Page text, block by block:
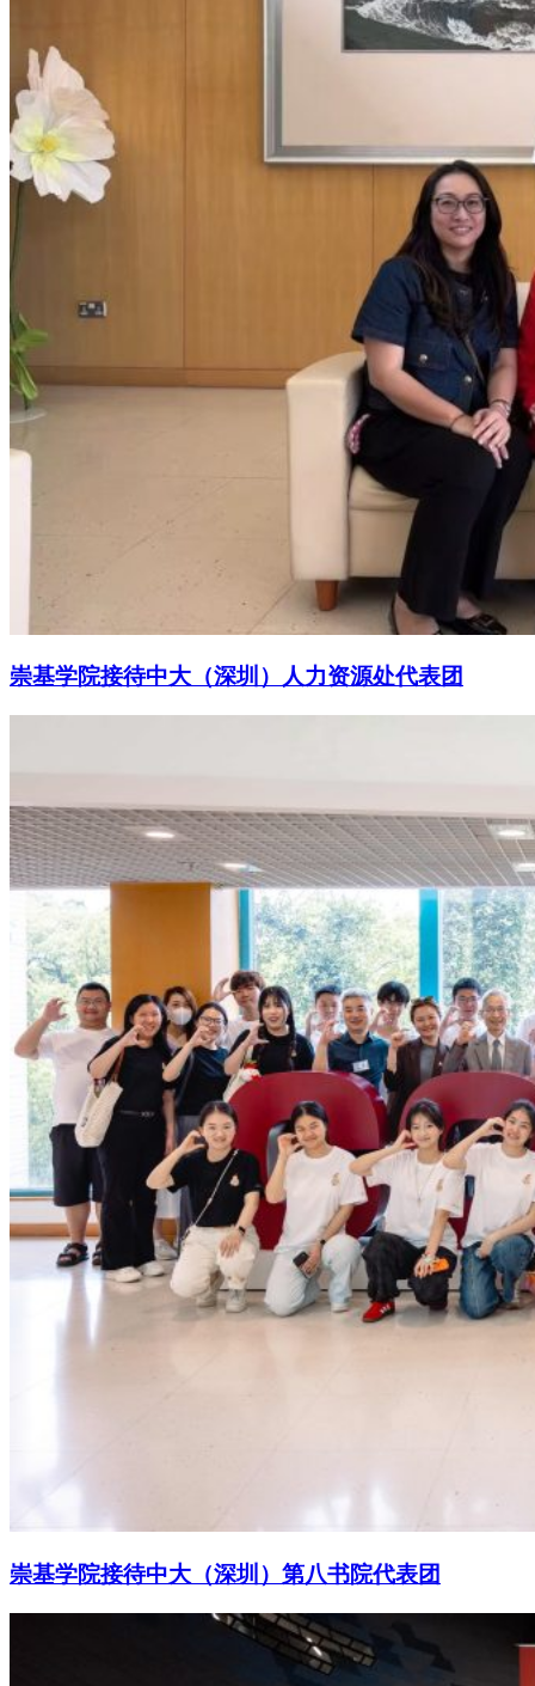
崇基学院接待中大（深圳）人力资源处代表团
崇基学院接待中大（深圳）第八书院代表团